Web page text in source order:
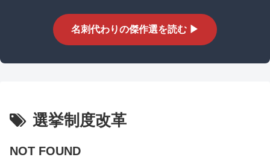
名刺代わりの傑作選を読む ▶
選挙制度改革
NOT FOUND